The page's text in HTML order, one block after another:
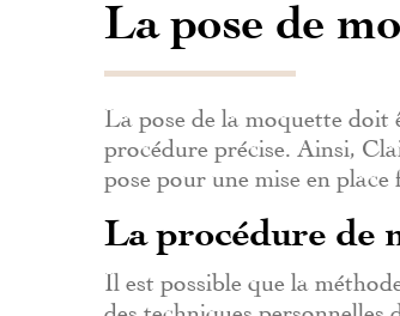
La pose de
La pose de la moquette doit
procédure précise. Ainsi,
pose pour une mise en place
La procédure de
Il est possible que la
des techniques personnelles